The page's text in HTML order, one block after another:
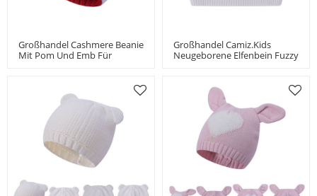
Großhandel Cashmere Beanie
Mit Pom Und Emb Für
Großhandel Camiz.kids
Neugeborene Elfenbein Fuzzy